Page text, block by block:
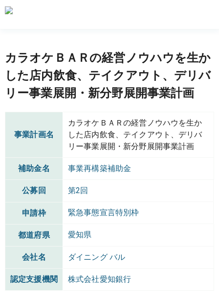
カラオケＢＡＲの経営ノウハウを生か
した店内飲食、テイクアウト、デリバ
リー事業展開・新分野展開事業計画
事業計画名
カラオケＢＡＲの経営ノウハウを生か
した店内飲食、テイクアウト、デリバ
リー事業展開・新分野展開事業計画
補助金名 事業再構築補助金
公募回 第2回
申請枠 緊急事態宣言特別枠
都道府県 愛知県
会社名 ダイニング バル
認定支援機関 株式会社愛知銀行